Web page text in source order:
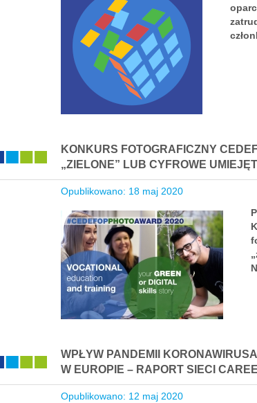
KONKURS FOTOGRAFICZNY
„ZIELONE” LUB CYFROWE
Opublikowano: 18 maj 2020
WPŁYW PANDEMII
W EUROPIE – RAPORT SIECI
Opublikowano: 12 maj 2020